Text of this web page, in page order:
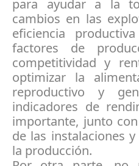
para ayudar a la
cambios en las
eficiencia
factores de
competitividad y
optimizar la
reproductivo y
indicadores de
importante, junto
de las instalaciones
la producción.